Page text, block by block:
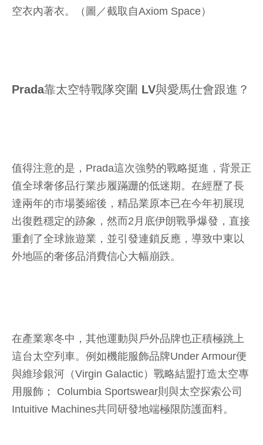
空衣內著衣。（圖／截取自Axiom Space）
Prada靠太空特戰隊突圍 LV與愛馬仕會跟進？
值得注意的是，Prada這次強勢的戰略挺進，背景正
值全球奢侈品行業步履蹣跚的低迷期。在經歷了長
達兩年的市場萎縮後，精品業原本已在今年初展現
出復甦穩定的跡象，然而2月底伊朗戰爭爆發，直接
重創了全球旅遊業，並引發連鎖反應，導致中東以
外地區的奢侈品消費信心大幅崩跌。
在產業寒冬中，其他運動與戶外品牌也正積極跳上
這台太空列車。例如機能服飾品牌Under Armour便
與維珍銀河（Virgin Galactic）戰略結盟打造太空專
用服飾； Columbia Sportswear則與太空探索公司
Intuitive Machines共同研發地端極限防護面料。